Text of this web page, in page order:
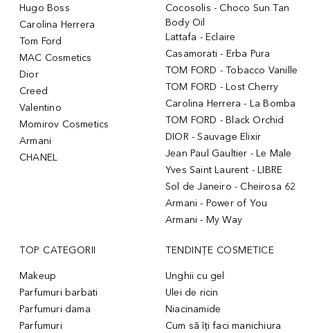
Hugo Boss
Carolina Herrera
Tom Ford
MAC Cosmetics
Dior
Creed
Valentino
Momirov Cosmetics
Armani
CHANEL
Cocosolis - Choco Sun Tan
Body Oil
Lattafa - Eclaire
Casamorati - Erba Pura
TOM FORD - Tobacco Vanille
TOM FORD - Lost Cherry
Carolina Herrera - La Bomba
TOM FORD - Black Orchid
DIOR - Sauvage Elixir
Jean Paul Gaultier - Le Male
Yves Saint Laurent - LIBRE
Sol de Janeiro - Cheirosa 62
Armani - Power of You
Armani - My Way
TOP CATEGORII
Makeup
Parfumuri barbati
Parfumuri dama
Parfumuri
TENDINȚE COSMETICE
Unghii cu gel
Ulei de ricin
Niacinamide
Cum să îți faci manichiura